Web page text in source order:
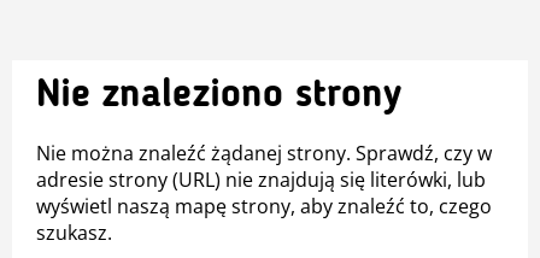
Nie znaleziono strony
Nie można znaleźć żądanej strony. Sprawdź, czy w
adresie strony (URL) nie znajdują się literówki, lub
wyświetl naszą mapę strony, aby znaleźć to, czego
szukasz.